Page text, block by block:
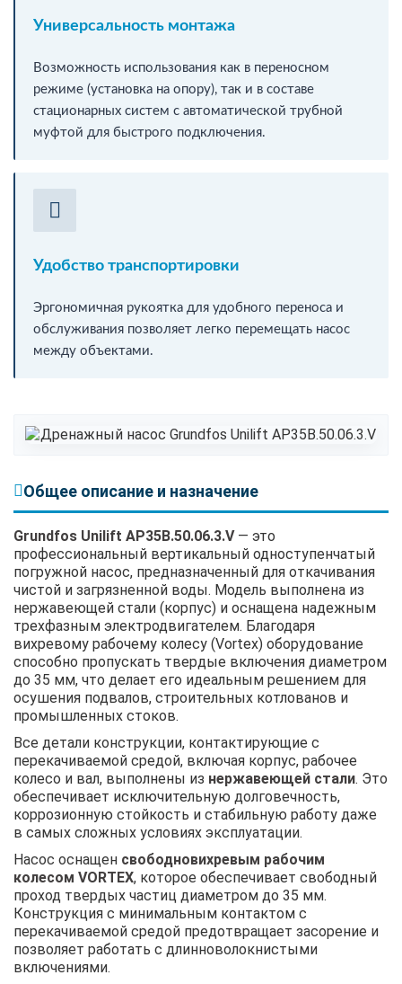
Универсальность монтажа
Возможность использования как в переносном
режиме (установка на опору), так и в составе
стационарных систем с автоматической трубной
муфтой для быстрого подключения.
Удобство транспортировки
Эргономичная рукоятка для удобного переноса и
обслуживания позволяет легко перемещать насос
между объектами.
Общее описание и назначение
Grundfos Unilift AP35B.50.06.3.V— это
профессиональный вертикальный одноступенчатый
погружной насос, предназначенный для откачивания
чистой и загрязненной воды. Модель выполнена из
нержавеющей стали (корпус) и оснащена надежным
трехфазным электродвигателем. Благодаря
вихревому рабочему колесу (Vortex) оборудование
способно пропускать твердые включения диаметром
до 35 мм, что делает его идеальным решением для
осушения подвалов, строительных котлованов и
промышленных стоков.
Все детали конструкции, контактирующие с
перекачиваемой средой, включая корпус, рабочее
колесо и вал, выполнены из нержавеющей стали. Это
обеспечивает исключительную долговечность,
коррозионную стойкость и стабильную работу даже
в самых сложных условиях эксплуатации.
Насос оснащен свободновихревым рабочим
колесом VORTEX, которое обеспечивает свободный
проход твердых частиц диаметром до 35 мм.
Конструкция с минимальным контактом с
перекачиваемой средой предотвращает засорение и
позволяет работать с длинноволокнистыми
включениями.